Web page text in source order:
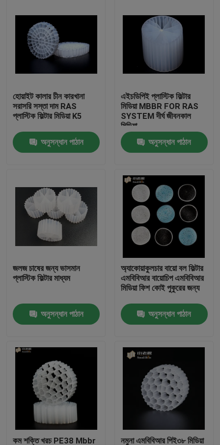
আমাদের সম্পর্কে
মান নিয়ন্ত্রণ
আমাদের সাথে যোগাযোগ করুন
ব্লগ
উদ্ধৃতির জন্য আবেদন
এমবিবিআর ফিল্টার মিডিয়া
এমবিবিআর বায়ো মিডিয়া
হোয়াইট কালার চীন কারখানা
সরাসরি সস্তা দাম RAS
প্লাস্টিক ফিল্টার মিডিয়া K5
অনুসন্ধান পাঠান
এইচডিপিই প্লাস্টিক ফিল্টার
মিডিয়া MBBR FOR RAS
SYSTEM দীর্ঘ জীবনকাল
মিডিয়া
অনুসন্ধান পাঠান
জলজ চাষের জন্য ভাসমান
প্লাস্টিক ফিল্টার মাধ্যম
অনুসন্ধান পাঠান
অ্যাকোয়াকুলচার বায়ো বল ফিল্টার
এমবিবিআর বায়োচিপ এমবিবিআর
মিডিয়া ফিশ কোই পুকুরের জন্য
অনুসন্ধান পাঠান
কম শক্তি খরচ PE38 Mbbr নমুনা এমবিবিআর পিই৩৮ মিডিয়া